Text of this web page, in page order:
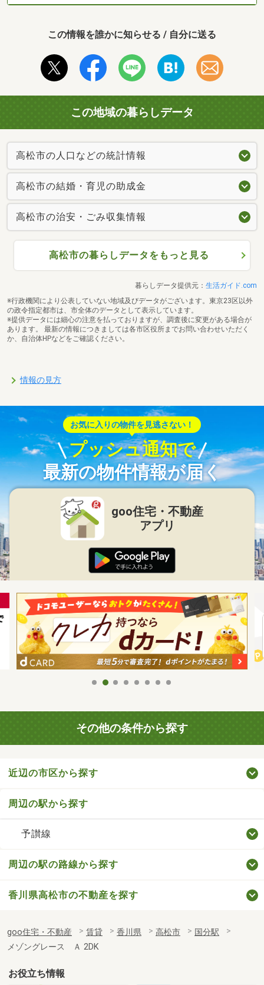
この情報を誰かに知らせる / 自分に送る
この地域の暮らしデータ
高松市の人口などの統計情報
高松市の結婚・育児の助成金
高松市の治安・ごみ収集情報
高松市の暮らしデータをもっと見る
暮らしデータ提供元： 生活ガイド.com
※行政機関により公表していない地域及びデータがございます。東京23区以外
の政令指定都市は、市全体のデータとして表示しています。
※提供データには細心の注意を払っておりますが、調査後に変更がある場合が
あります。 最新の情報につきましては各市区役所までお問い合わせいただく
か、自治体HPなどをご確認ください。
情報の見方
お気に入りの物件を見逃さない！
プッシュ通知で
最新の物件情報が届く
goo住宅・不動産
アプリ
その他の条件から探す
近辺の市区から探す
周辺の駅から探す
予讃線
周辺の駅の路線から探す
香川県高松市の不動産を探す
goo住宅・不動産 賃貸 香川県 高松市
国分駅
メゾングレース Ａ 2DK
お役立ち情報